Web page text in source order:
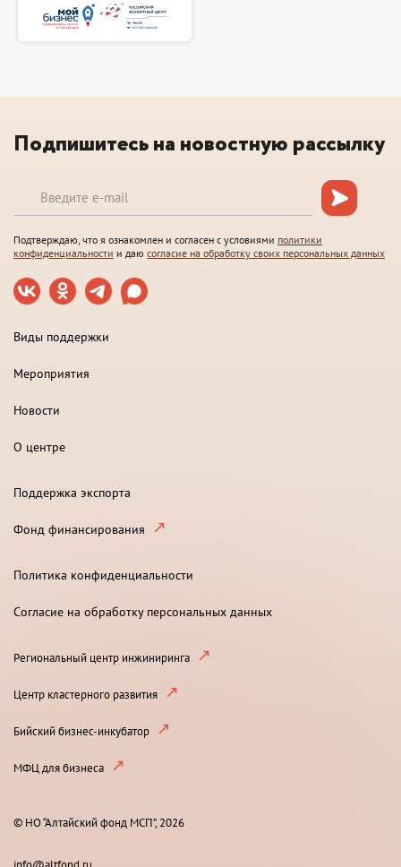
Подпишитесь на новостную рассылку
Подтверждаю, что я ознакомлен и согласен с условиями политики
конфиденциальности и даю согласие на обработку своих персональных данных
Виды поддержки
Мероприятия
Новости
О центре
Поддержка экспорта
Фонд финансирования
Политика конфиденциальности
Согласие на обработку персональных данных
Региональный центр инжиниринга
Центр кластерного развития
Бийский бизнес-инкубатор
МФЦ для бизнеса
© НО “Алтайский фонд МСП”, 2026